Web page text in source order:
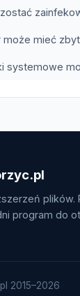
zostać
może mieć
systemowe
plików.
program do
2015–2026